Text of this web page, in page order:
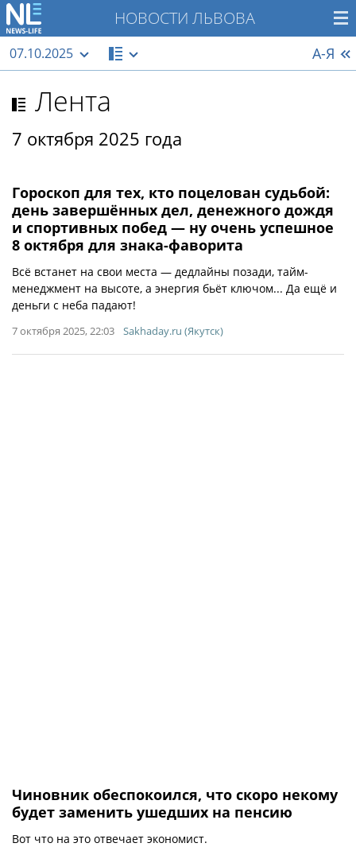
НОВОСТИ ЛЬВОВА
07.10.2025 А-Я
Лента
7 октября 2025 года
Гороскоп для тех, кто поцелован судьбой:
день завершённых дел, денежного дождя
и спортивных побед — ну очень успешное
8 октября для знака-фаворита
Всё встанет на свои места — дедлайны позади, тайм-
менеджмент на высоте, а энергия бьёт ключом... Да ещё и
деньги с неба падают!
7 октября 2025, 22:03 Sakhaday.ru (Якутск)
Чиновник обеспокоился, что скоро некому
будет заменить ушедших на пенсию
Вот что на это отвечает экономист.